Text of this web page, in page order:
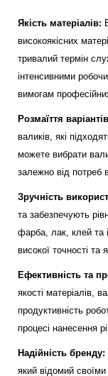
Якість матеріалів:
високоякісних
тривалий термін
інтенсивними
вимогам
Розмаїття
валиків, які
можете вибрати
залежно від потреб
Зручність
та забезпечують
фарба, лак, клей та
високої точності та
Ефективність та
якості матеріалів,
продуктивність
процесі нанесення
Надійність бренду:
який відомий